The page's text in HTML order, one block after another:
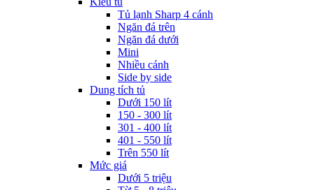
Tủ lạnh Sharp 4 cánh
Ngăn đá trên
Ngăn đá dưới
Mini
Nhiều cánh
Side by side
Dung tích tủ
Dưới 150 lít
150 - 300 lít
301 - 400 lít
401 - 550 lít
Trên 550 lít
Mức giá
Dưới 5 triệu